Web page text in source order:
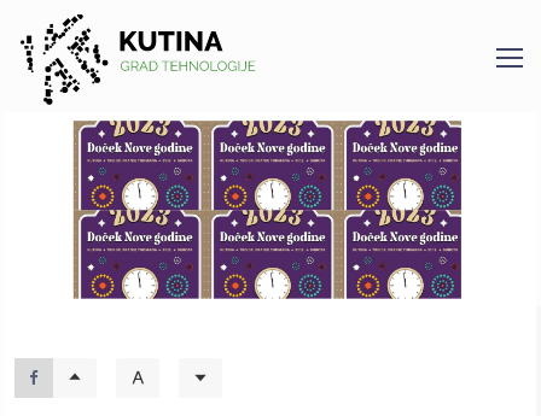
Kutina